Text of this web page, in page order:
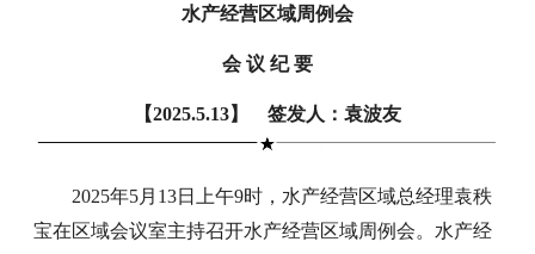
水产经营区域周例会
会 议 纪 要
【2025.5.13】 签发人：袁波友
2025年5月13日上午9时，水产经营区域总经理袁秩
宝在区域会议室主持召开水产经营区域周例会。水产经